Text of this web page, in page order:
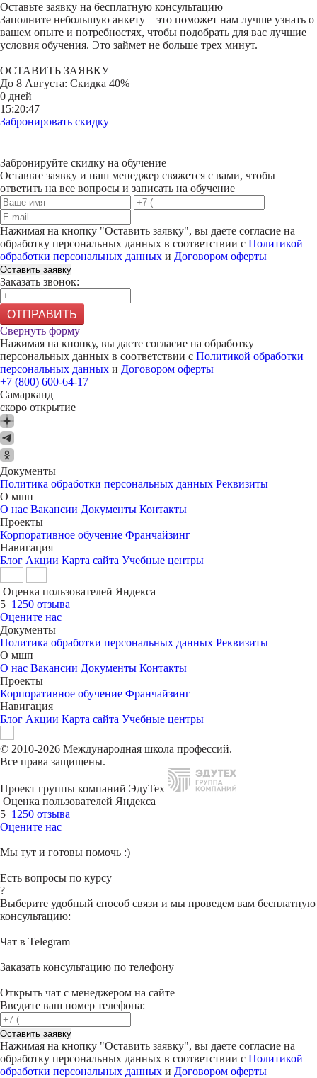
Оставьте заявку на бесплатную консультацию
Заполните небольшую анкету – это поможет нам лучше узнать о
вашем опыте и потребностях, чтобы подобрать для вас лучшие
условия обучения. Это займет не больше трех минут.
ОСТАВИТЬ ЗАЯВКУ
До 8 Августа: Скидка 40%
0 дней
15:20:47
Забронировать скидку
Забронируйте скидку на обучение
Оставьте заявку и наш менеджер свяжется с вами, чтобы
ответить на все вопросы и записать на обучение
Нажимая на кнопку "Оставить заявку", вы даете согласие на
обработку персональных данных в соответствии с Политикой
обработки персональных данных и Договором оферты
Оставить заявку
Заказать звонок:
ОТПРАВИТЬ
Свернуть форму
Нажимая на кнопку, вы даете согласие на обработку
персональных данных в соответствии с Политикой обработки
персональных данных и Договором оферты
+7 (800) 600-64-17
Самарканд
скоро открытие
Документы
Политика обработки персональных данных Реквизиты
О мшп
О нас Вакансии Документы Контакты
Проекты
Корпоративное обучение Франчайзинг
Навигация
Блог Акции Карта сайта Учебные центры
Оценка пользователей Яндекса
5 1250 отзыва
Оцените нас
Документы
Политика обработки персональных данных Реквизиты
О мшп
О нас Вакансии Документы Контакты
Проекты
Корпоративное обучение Франчайзинг
Навигация
Блог Акции Карта сайта Учебные центры
© 2010-2026 Международная школа профессий.
Все права защищены.
Проект группы компаний ЭдуТех
Оценка пользователей Яндекса
5 1250 отзыва
Оцените нас
Мы тут и готовы помочь :)
Есть вопросы по курсу
?
Выберите удобный способ связи и мы проведем вам бесплатную
консультацию:
Чат в Telegram
Заказать консультацию по телефону
Открыть чат с менеджером на сайте
Введите ваш номер телефона:
Оставить заявку
Нажимая на кнопку "Оставить заявку", вы даете согласие на
обработку персональных данных в соответствии с Политикой
обработки персональных данных и Договором оферты